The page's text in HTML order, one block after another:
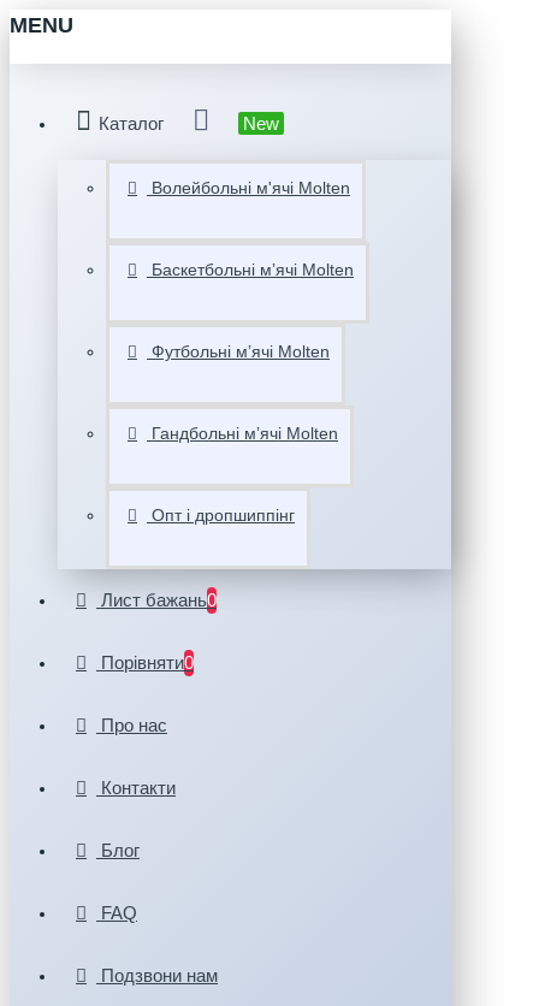
MENU
Каталог New
Волейбольні м'ячі Molten
Баскетбольні мʼячі Molten
Футбольні мʼячі Molten
Гандбольні мʼячі Molten
Опт і дропшиппінг
Лист бажань0
Порівняти0
Про нас
Контакти
Блог
FAQ
Подзвони нам